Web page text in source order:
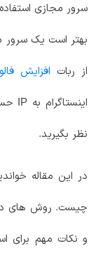
سرور مجازی استفاده
بهتر است یک سرور
از ربات افزایش
اینستاگرام بهIP
نظر بگیرید.
در این مقاله
چیست. روش های
و نکات مهم برای